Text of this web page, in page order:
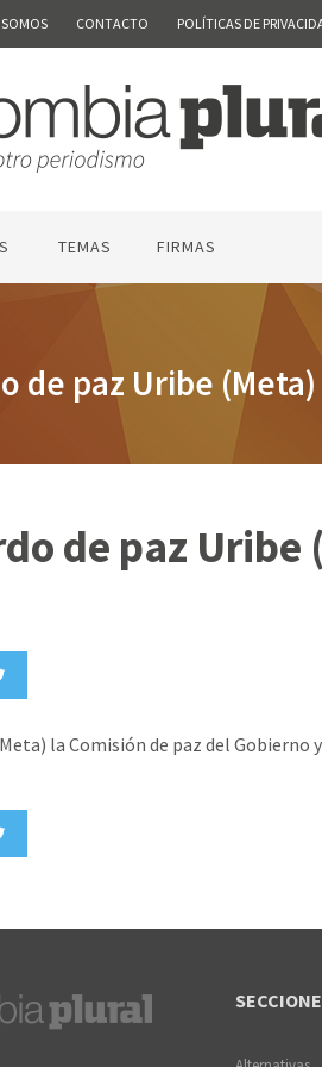
CONTACTO POLÍTICAS DE
TEMAS FIRMAS
de paz Uribe (Meta)
de paz Uribe
la Comisión de paz del Gobierno